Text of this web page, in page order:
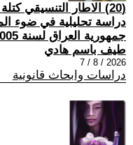
(20) الاطار التنسيقي
جمهورية العراق لسنة 2005
طيف باسم هادي
2026 / 8 / 7
دراسات وابحاث قانونية